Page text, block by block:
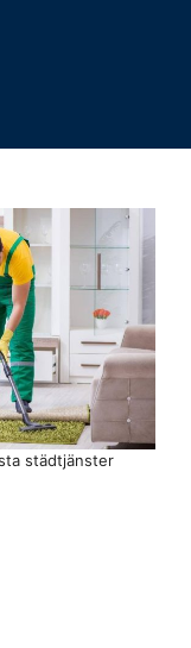
städtjänster